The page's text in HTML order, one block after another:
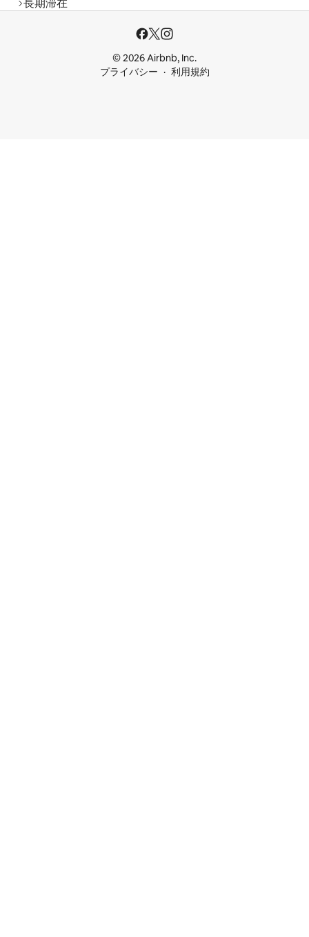
長期滞在
© 2026 Airbnb, Inc.
プライバシー
利用規約